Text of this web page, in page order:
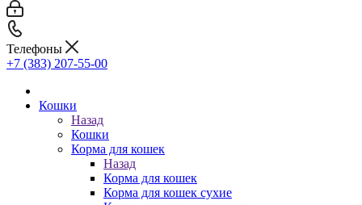
Телефоны
+7 (383) 207-55-00
Кошки
Назад
Кошки
Корма для кошек
Назад
Корма для кошек
Корма для кошек сухие